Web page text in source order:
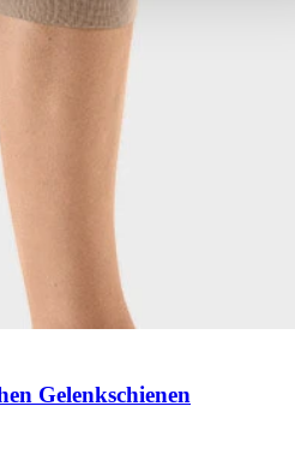
Gelenkschienen